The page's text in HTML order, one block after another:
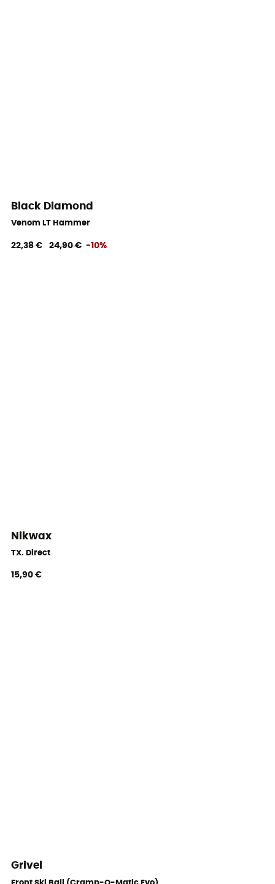
Black Diamond
Venom LT Hammer
22,38 € 24,90 € -10%
Nikwax
TX. Direct
15,90 €
Grivel